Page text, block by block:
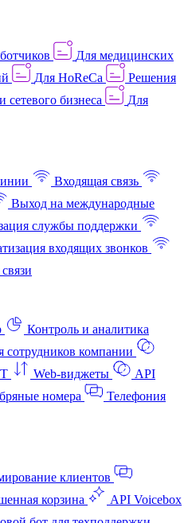
Для медицинских
Для HoReCa
Решения
бизнеса
Для
Входящая связь
Выход на международные
службы поддержки
входящих звонков
Контроль и аналитика
сотрудников компании
Web-виджеты
API
номера
Телефония
клиентов
корзина
API Voicebox